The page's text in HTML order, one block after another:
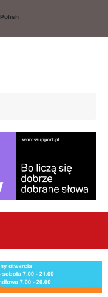
Polish